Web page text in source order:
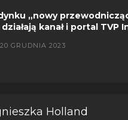
„nowy
kanał i portal TVP
20 GRUDNIA 2023